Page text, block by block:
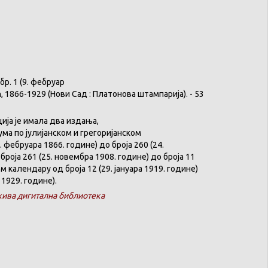
бр. 1 (9. фебруар
, 1866-1929 (Нови Сад : Платонова штампарија). - 53
је имала два издања,
по јулијанском и грегоријанском
фебруара 1866. године) до броја 260 (24.
261 (25. новембра 1908. године) до броја 11
календаруод броја 12 (29. јануара 1919. године)
године).
дигитална библиотека